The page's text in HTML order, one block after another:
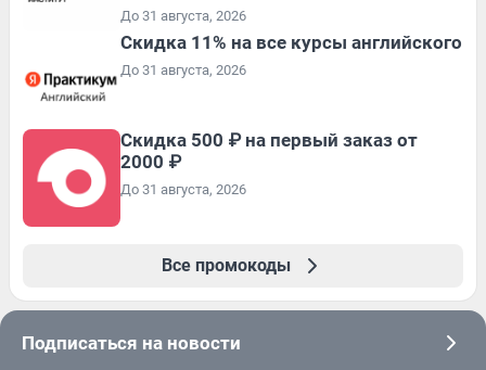
До 31 августа, 2026
Скидка 11% на все курсы английского
До 31 августа, 2026
Скидка 500 ₽ на первый заказ от
2000 ₽
До 31 августа, 2026
Все промокоды
Подписаться на новости